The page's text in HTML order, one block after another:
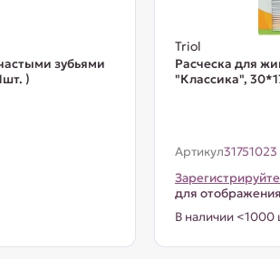
зубьями
)
Triol
Расческа для
"Классика",
Артикул31751023
для
В наличии <1000